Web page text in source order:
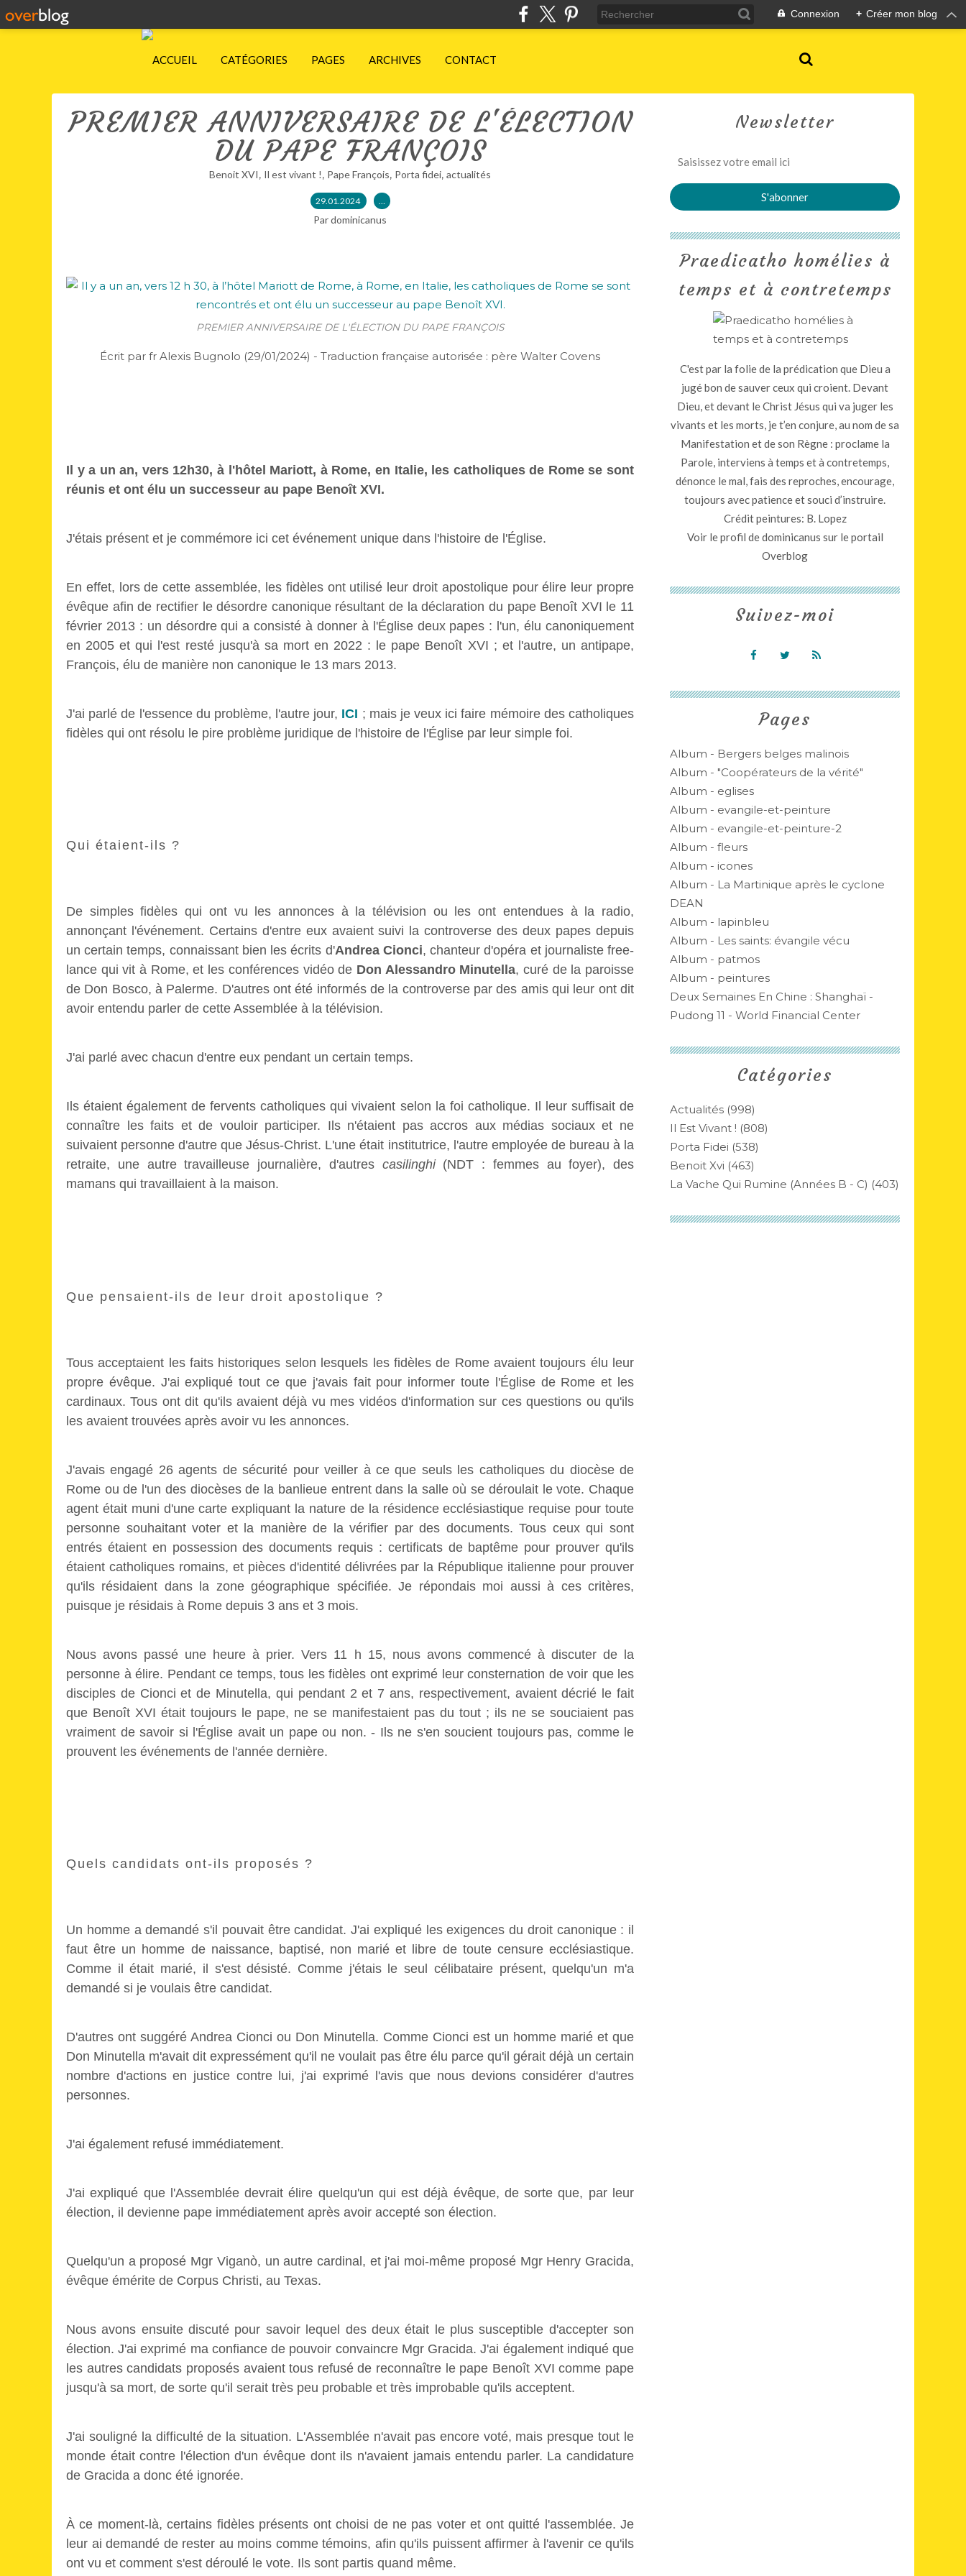
Connexion + Créer mon blog
ACCUEIL CATÉGORIES PAGES ARCHIVES CONTACT
PREMIER ANNIVERSAIRE DE L'ÉLECTION
DU PAPE FRANÇOIS
Benoit XVI, Il est vivant !, Pape François, Porta fidei, actualités
29.01.2024 …
Par dominicanus
PREMIER ANNIVERSAIRE DE L'ÉLECTION DU PAPE FRANÇOIS
Écrit par fr Alexis Bugnolo (29/01/2024) - Traduction française autorisée : père Walter Covens
Il y a un an, vers 12h30, à l'hôtel Mariott, à Rome, en Italie, les catholiques de Rome se sont
réunis et ont élu un successeur au pape Benoît XVI.
J'étais présent et je commémore ici cet événement unique dans l'histoire de l'Église.
En effet, lors de cette assemblée, les fidèles ont utilisé leur droit apostolique pour élire leur propre
évêque afin de rectifier le désordre canonique résultant de la déclaration du pape Benoît XVI le 11
février 2013 : un désordre qui a consisté à donner à l'Église deux papes : l'un, élu canoniquement
en 2005 et qui l'est resté jusqu'à sa mort en 2022 : le pape Benoît XVI ; et l'autre, un antipape,
François, élu de manière non canonique le 13 mars 2013.
J'ai parlé de l'essence du problème, l'autre jour, ICI ; mais je veux ici faire mémoire des catholiques
fidèles qui ont résolu le pire problème juridique de l'histoire de l'Église par leur simple foi.
Qui étaient-ils ?
De simples fidèles qui ont vu les annonces à la télévision ou les ont entendues à la radio,
annonçant l'événement. Certains d'entre eux avaient suivi la controverse des deux papes depuis
un certain temps, connaissant bien les écrits d'Andrea Cionci, chanteur d'opéra et journaliste free-
lance qui vit à Rome, et les conférences vidéo de Don Alessandro Minutella, curé de la paroisse
de Don Bosco, à Palerme. D'autres ont été informés de la controverse par des amis qui leur ont dit
avoir entendu parler de cette Assemblée à la télévision.
J'ai parlé avec chacun d'entre eux pendant un certain temps.
Ils étaient également de fervents catholiques qui vivaient selon la foi catholique. Il leur suffisait de
connaître les faits et de vouloir participer. Ils n'étaient pas accros aux médias sociaux et ne
suivaient personne d'autre que Jésus-Christ. L'une était institutrice, l'autre employée de bureau à la
retraite, une autre travailleuse journalière, d'autres casilinghi (NDT : femmes au foyer), des
mamans qui travaillaient à la maison.
Que pensaient-ils de leur droit apostolique ?
Tous acceptaient les faits historiques selon lesquels les fidèles de Rome avaient toujours élu leur
propre évêque. J'ai expliqué tout ce que j'avais fait pour informer toute l'Église de Rome et les
cardinaux. Tous ont dit qu'ils avaient déjà vu mes vidéos d'information sur ces questions ou qu'ils
les avaient trouvées après avoir vu les annonces.
J'avais engagé 26 agents de sécurité pour veiller à ce que seuls les catholiques du diocèse de
Rome ou de l'un des diocèses de la banlieue entrent dans la salle où se déroulait le vote. Chaque
agent était muni d'une carte expliquant la nature de la résidence ecclésiastique requise pour toute
personne souhaitant voter et la manière de la vérifier par des documents. Tous ceux qui sont
entrés étaient en possession des documents requis : certificats de baptême pour prouver qu'ils
étaient catholiques romains, et pièces d'identité délivrées par la République italienne pour prouver
qu'ils résidaient dans la zone géographique spécifiée. Je répondais moi aussi à ces critères,
puisque je résidais à Rome depuis 3 ans et 3 mois.
Nous avons passé une heure à prier. Vers 11 h 15, nous avons commencé à discuter de la
personne à élire. Pendant ce temps, tous les fidèles ont exprimé leur consternation de voir que les
disciples de Cionci et de Minutella, qui pendant 2 et 7 ans, respectivement, avaient décrié le fait
que Benoît XVI était toujours le pape, ne se manifestaient pas du tout ; ils ne se souciaient pas
vraiment de savoir si l'Église avait un pape ou non. - Ils ne s'en soucient toujours pas, comme le
prouvent les événements de l'année dernière.
Quels candidats ont-ils proposés ?
Un homme a demandé s'il pouvait être candidat. J'ai expliqué les exigences du droit canonique : il
faut être un homme de naissance, baptisé, non marié et libre de toute censure ecclésiastique.
Comme il était marié, il s'est désisté. Comme j'étais le seul célibataire présent, quelqu'un m'a
demandé si je voulais être candidat.
D'autres ont suggéré Andrea Cionci ou Don Minutella. Comme Cionci est un homme marié et que
Don Minutella m'avait dit expressément qu'il ne voulait pas être élu parce qu'il gérait déjà un certain
nombre d'actions en justice contre lui, j'ai exprimé l'avis que nous devions considérer d'autres
personnes.
J'ai également refusé immédiatement.
J'ai expliqué que l'Assemblée devrait élire quelqu'un qui est déjà évêque, de sorte que, par leur
élection, il devienne pape immédiatement après avoir accepté son élection.
Quelqu'un a proposé Mgr Viganò, un autre cardinal, et j'ai moi-même proposé Mgr Henry Gracida,
évêque émérite de Corpus Christi, au Texas.
Nous avons ensuite discuté pour savoir lequel des deux était le plus susceptible d'accepter son
élection. J'ai exprimé ma confiance de pouvoir convaincre Mgr Gracida. J'ai également indiqué que
les autres candidats proposés avaient tous refusé de reconnaître le pape Benoît XVI comme pape
jusqu'à sa mort, de sorte qu'il serait très peu probable et très improbable qu'ils acceptent.
J'ai souligné la difficulté de la situation. L'Assemblée n'avait pas encore voté, mais presque tout le
monde était contre l'élection d'un évêque dont ils n'avaient jamais entendu parler. La candidature
de Gracida a donc été ignorée.
À ce moment-là, certains fidèles présents ont choisi de ne pas voter et ont quitté l'assemblée. Je
leur ai demandé de rester au moins comme témoins, afin qu'ils puissent affirmer à l'avenir ce qu'ils
ont vu et comment s'est déroulé le vote. Ils sont partis quand même.
Newsletter
Catégories
Actualités (998)
Il Est Vivant ! (808)
Porta Fidei (538)
Benoit Xvi (463)
La Vache Qui Rumine (années B - C) (403)
Pages
Album - Bergers belges malinois
Album - "Coopérateurs de la vérité"
Album - eglises
Album - evangile-et-peinture
Album - evangile-et-peinture-2
Album - fleurs
Album - icones
Album - La Martinique après le cyclone
DEAN
Album - lapinbleu
Album - Les saints: évangile vécu
Album - patmos
Album - peintures
Deux Semaines En Chine : Shanghaï -
Pudong 11 - World Financial Center
Praedicatho homélies à
temps et à contretemps
C'est par la folie de la prédication que Dieu a
jugé bon de sauver ceux qui croient. Devant
Dieu, et devant le Christ Jésus qui va juger les
vivants et les morts, je t’en conjure, au nom de sa
Manifestation et de son Règne : proclame la
Parole, interviens à temps et à contretemps,
dénonce le mal, fais des reproches, encourage,
toujours avec patience et souci d’instruire.
Crédit peintures: B. Lopez
Voir le profil dedominicanus sur le portail
Overblog
Suivez-moi